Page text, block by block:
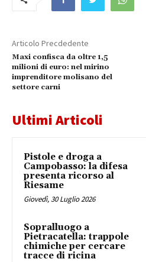
Articolo Precdedente
Maxi confisca da oltre 1,5
milioni di euro: nel mirino
imprenditore molisano del
settore carni
Ultimi Articoli
Pistole e droga a
Campobasso: la difesa
presenta ricorso al
Riesame
Giovedì, 30 Luglio 2026
Sopralluogo a
Pietracatella: trappole
chimiche per cercare
tracce di ricina